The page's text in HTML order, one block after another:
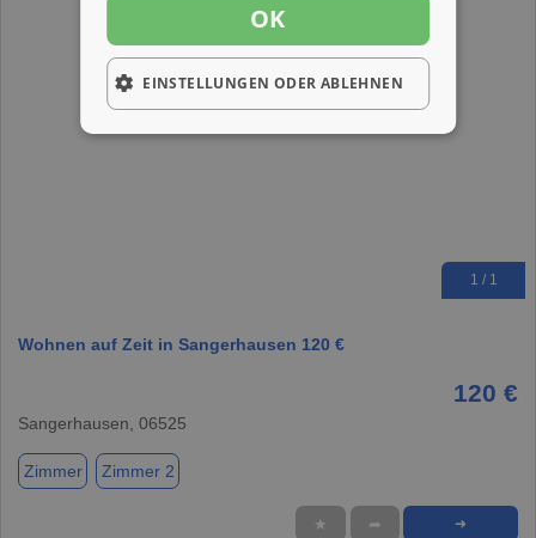
1 / 1
Wohnen auf Zeit in Sangerhausen 120 €
120 €
Sangerhausen, 06525
Zimmer Zimmer 2
★ ➦ ➜
OK
EINSTELLUNGEN ODER ABLEHNEN